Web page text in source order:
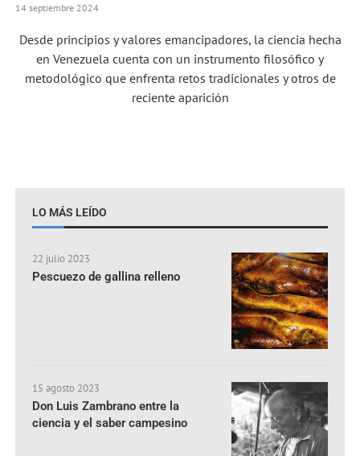
14 septiembre 2024
Desde principios y valores emancipadores, la ciencia hecha
en Venezuela cuenta con un instrumento filosófico y
metodológico que enfrenta retos tradicionales y otros de
reciente aparición
LO MÁS LEÍDO
22 julio 2023
Pescuezo de gallina relleno
15 agosto 2023
Don Luis Zambrano entre la
ciencia y el saber campesino